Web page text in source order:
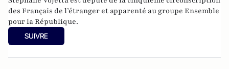
des Français de l’étranger et apparenté au groupe Ensemble
pour la République.
SUIVRE